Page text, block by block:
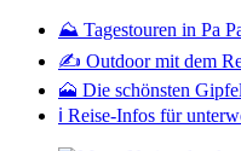
⛰️ Tagestouren in Pa
✍️ Outdoor mit dem
🗻 Die schönsten
ℹ️ Reise-Infos für